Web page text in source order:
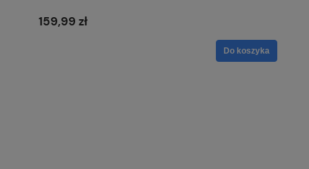
159,99 zł
Do koszyka